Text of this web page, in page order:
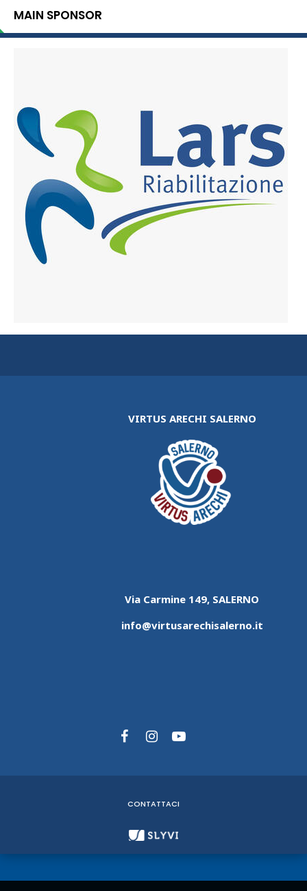
MAIN SPONSOR
VIRTUS ARECHI SALERNO
Via Carmine 149, SALERNO
info@virtusarechisalerno.it
CONTATTACI